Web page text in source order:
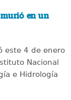
murió en un
este 4 de enero
Nacional
e Hidrología